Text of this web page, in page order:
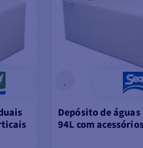
Depósito de
94L com